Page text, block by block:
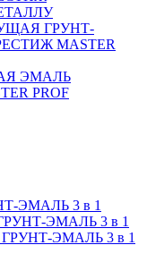
ГРУНТ-
MASTER
ЭМАЛЬ
PROF
ЭМАЛЬ 3 в 1
ЭМАЛЬ 3 в 1
ЭМАЛЬ 3 в 1